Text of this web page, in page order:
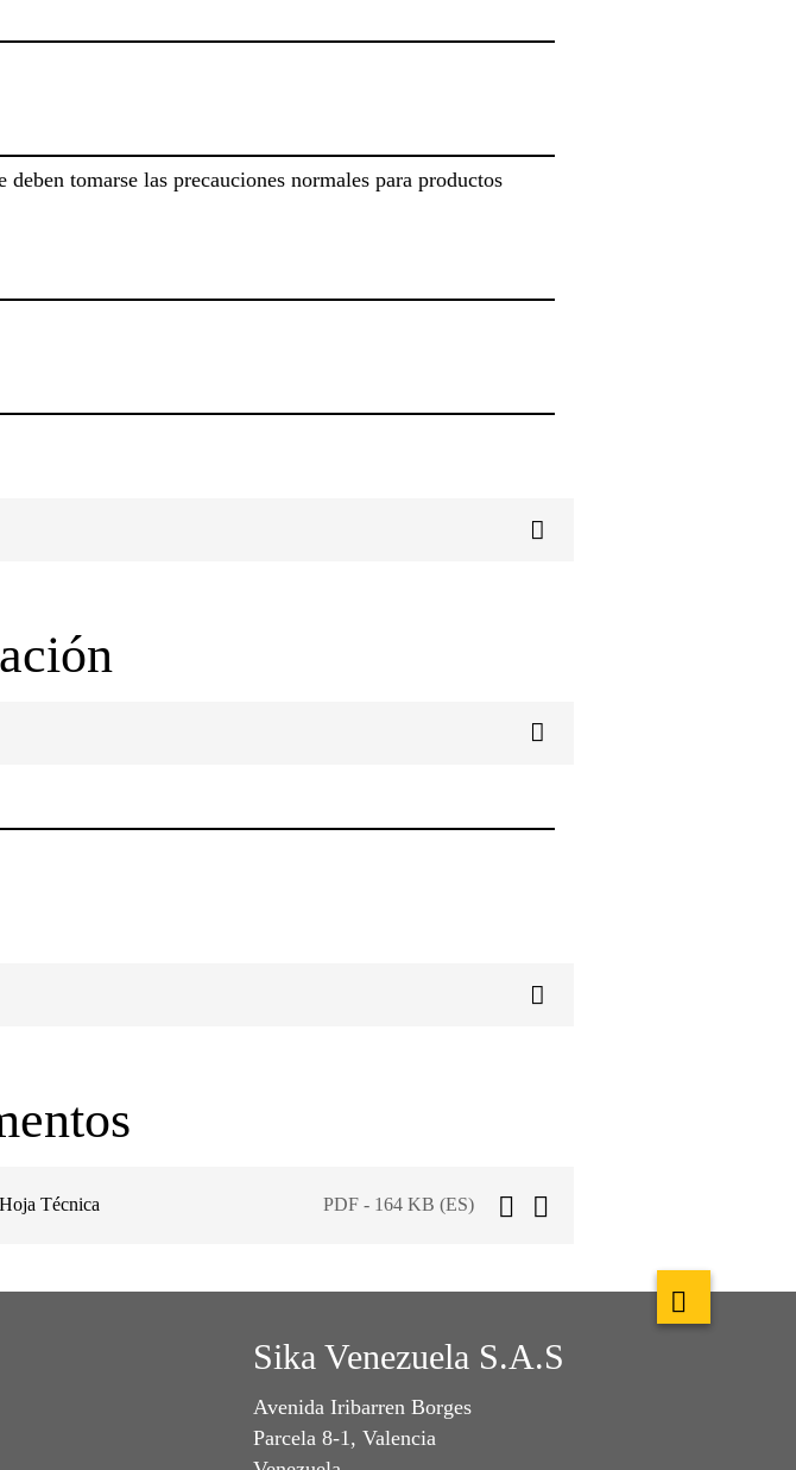
tomarse las precauciones normales para productos
Hoja Técnica PDF - 164 KB (ES)
Sika Venezuela S.A.S
Avenida Iribarren Borges
Parcela 8-1, Valencia